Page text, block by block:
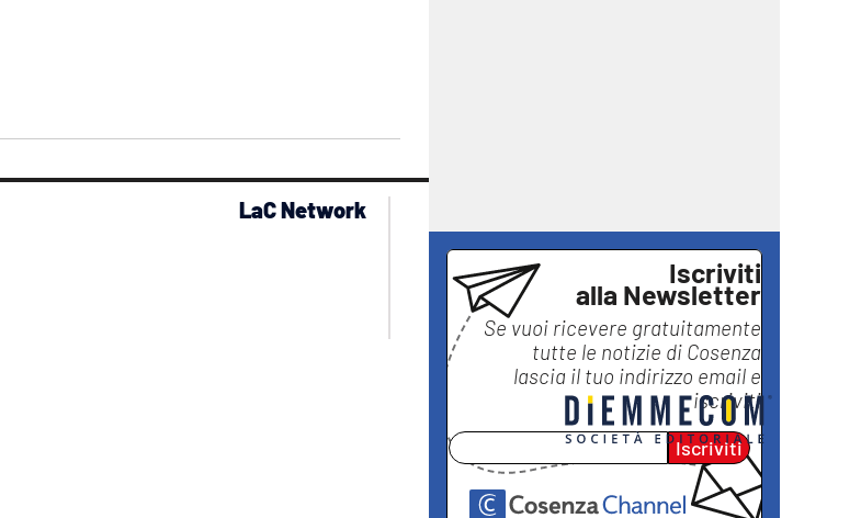
Iscriviti
alla Newsletter
Se vuoi ricevere gratuitamente
tutte le notizie di Cosenza
lascia il tuo indirizzo email e
iscriviti
Iscriviti
LaC Network
lactv.it
laconair.it
lacapitalenews.it
ilvibonese.it
catanzarochannel.it